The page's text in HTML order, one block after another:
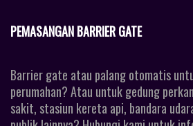
PEMASANGAN BARRIER GATE
Barrier gate atau palang otomatis
perumahan? Atau untuk gedung
sakit, stasiun kereta api, bandara